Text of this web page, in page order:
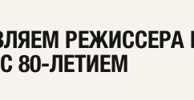
РЕЖИССЕРА
80-ЛЕТИЕМ